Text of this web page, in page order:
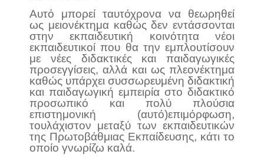
Αυτό μπορεί ταυτόχρονα να θεωρηθεί
ως μειονέκτημα καθώς δεν εντάσσονται
στην εκπαιδευτική κοινότητα νέοι
εκπαιδευτικοί που θα την εμπλουτίσουν
με νέες διδακτικές και παιδαγωγικές
προσεγγίσεις, αλλά και ως πλεονέκτημα
καθώς υπάρχει συσσωρευμένη διδακτική
και παιδαγωγική εμπειρία στο διδακτικό
προσωπικό και πολύ πλούσια
επιστημονική (αυτό)επιμόρφωση,
τουλάχιστον μεταξύ των εκπαιδευτικών
της Πρωτοβάθμιας Εκπαίδευσης, κάτι το
οποίο γνωρίζω καλά.